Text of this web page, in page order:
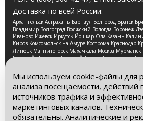
Доставка по всей России:
Архангельск Астрахань Барнаул Белгород Братск
Владимир Волгоград Волжский Вологда Воронеж
Иваново Ижевск Иркутск Йошкар-Ола Казань
Киров Комсомольск-на-Амуре Кострома Краснодар
Липецк Магнитогорск Махачкала Москва
Нижний Новгород Нижний Тагил Новокузнецк
Санкт-Петербург Саранск Саратов Смоленск Сочи
Сургут Таганрог Тамбов Тверь Томск Тула Тюмень
Хабаровск Чебоксары Челябинск Череповец Чита
2026 © Компания «Буровые
защищены. Обращаем Ваше
интернет-сайт носит
Мы используем cookie-файлы для
анализа посещаемости, действий
источников трафика и
маркетинговых каналов.
обязательны. Аналитические и